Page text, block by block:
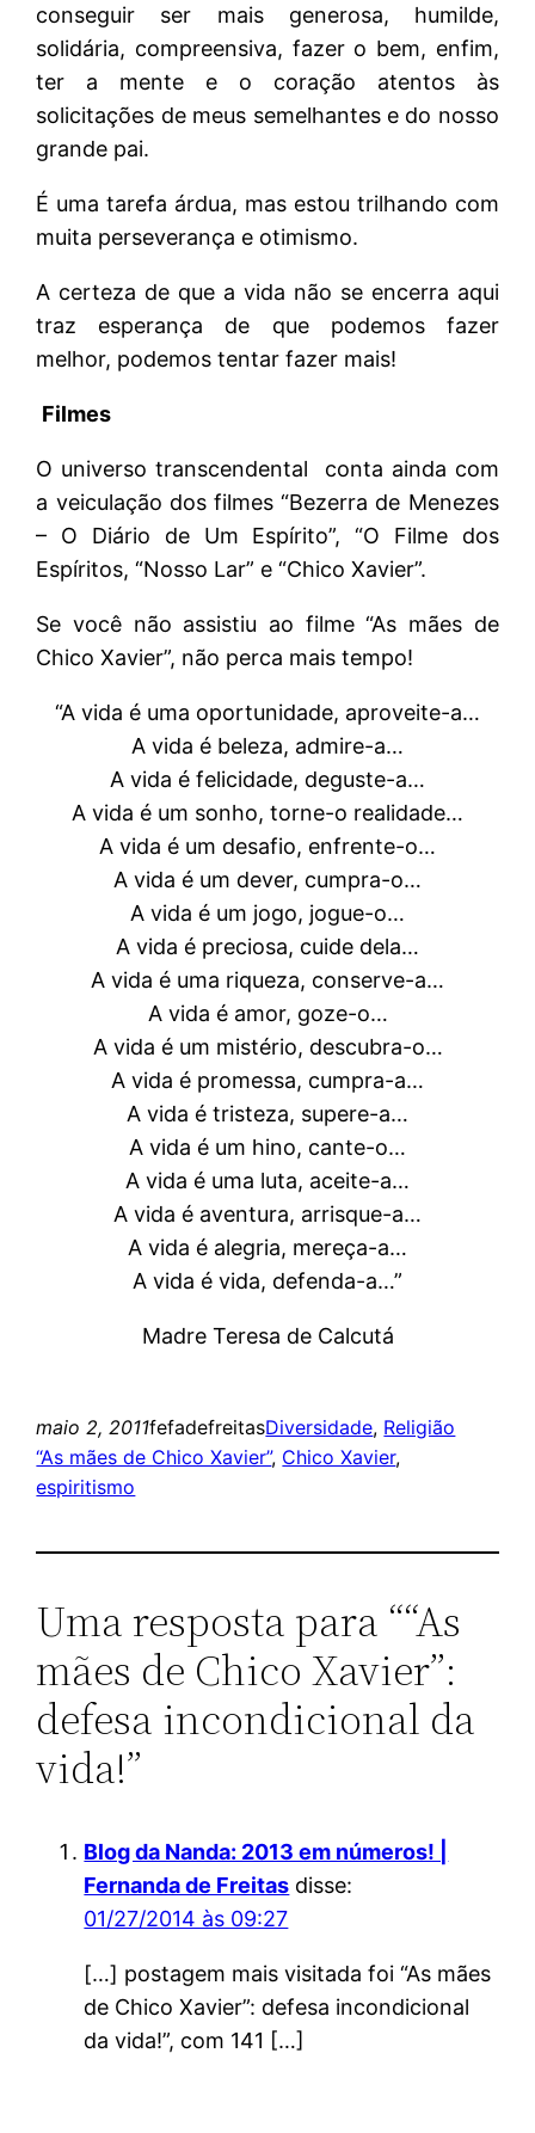
conseguir ser mais generosa, humilde,
solidária, compreensiva, fazer o bem, enfim,
ter a mente e o coração atentos às
solicitações de meus semelhantes e do nosso
grande pai.
É uma tarefa árdua, mas estou trilhando com
muita perseverança e otimismo.
A certeza de que a vida não se encerra aqui
traz esperança de que podemos fazer
melhor, podemos tentar fazer mais!
Filmes
O universo transcendental conta ainda com
a veiculação dos filmes “Bezerra de Menezes
– O Diário de Um Espírito”, “O Filme dos
Espíritos, “Nosso Lar” e “Chico Xavier”.
Se você não assistiu ao filme “As mães de
Chico Xavier”, não perca mais tempo!
“A vida é uma oportunidade, aproveite-a…
A vida é beleza, admire-a…
A vida é felicidade, deguste-a…
A vida é um sonho, torne-o realidade…
A vida é um desafio, enfrente-o…
A vida é um dever, cumpra-o…
A vida é um jogo, jogue-o…
A vida é preciosa, cuide dela…
A vida é uma riqueza, conserve-a…
A vida é amor, goze-o…
A vida é um mistério, descubra-o…
A vida é promessa, cumpra-a…
A vida é tristeza, supere-a…
A vida é um hino, cante-o…
A vida é uma luta, aceite-a…
A vida é aventura, arrisque-a…
A vida é alegria, mereça-a…
A vida é vida, defenda-a…”
Madre Teresa de Calcutá
maio 2, 2011fefadefreitasDiversidade, Religião
“As mães de Chico Xavier”, Chico Xavier
espiritismo
Uma resposta para ““As
mães de Chico Xavier”:
defesa incondicional da
vida!”
Blog da Nanda: 2013 em números! |
Fernanda de Freitas disse:
01/27/2014 às 09:27
[…] postagem mais visitada foi “As mães
de Chico Xavier”: defesa incondicional
da vida!”, com 141 […]